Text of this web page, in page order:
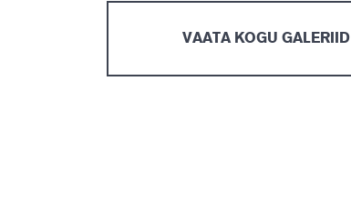
VAATA KOGU GALERIID